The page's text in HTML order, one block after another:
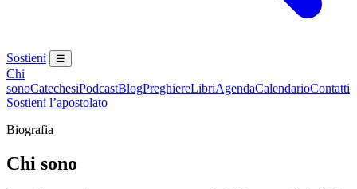
Sostieni ☰
Chi
sonoCatechesiPodcastBlogPreghiereLibriAgendaCalendarioContatti
Sostieni l’apostolato
Biografia
Chi sono